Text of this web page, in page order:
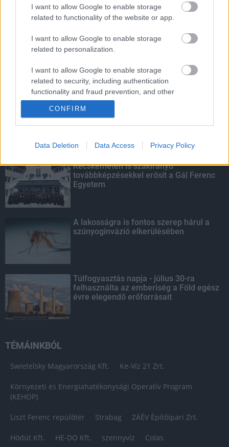
I want to allow Google to enable storage
related to functionality of the website or app.
I want to allow Google to enable storage
related to personalization.
I want to allow Google to enable storage
related to security, including authentication
functionality and fraud prevention, and other
user protection.
CONFIRM
Data Deletion Data Access Privacy Policy
Amire többmillióan vártunk: szombattól
másodfokúra csökken a riasztás
Parfümöt és élelmiszert rejtett a
táskájába két lány Szekszárdon
KIEMELT
Kecskeméten is szakirányú
továbbképzésekkel erősít a Gál Ferenc
Egyetem
A lakosságra is fontos szerep hárul a
szúnyoginvázió elkerülésében
Túlfogyasztás napja - július 30-ra
felhasználta az emberiség a Föld egész
évre elegendő erőforrásait
TÉMÁINKBÓL
Swietelsky Magyarország Kft. Ke-Víz 21 Zrt.
Környezeti és Energiahatékonysági Operatív Program
(KEHOP)
Liszt Ferenc repülőtér Strabag ZÁÉV Építőipari Zrt.
Hódút Kft. HE-DO Kft. szennyvíz Colas